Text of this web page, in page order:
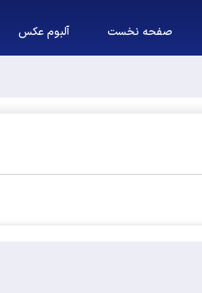
صفحه نخست آلبوم عکس